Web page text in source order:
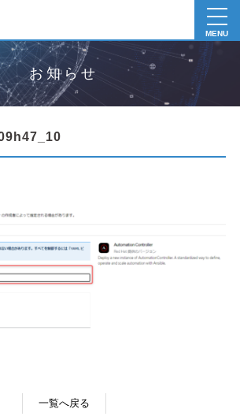
MENU
お知らせ
一覧へ戻る